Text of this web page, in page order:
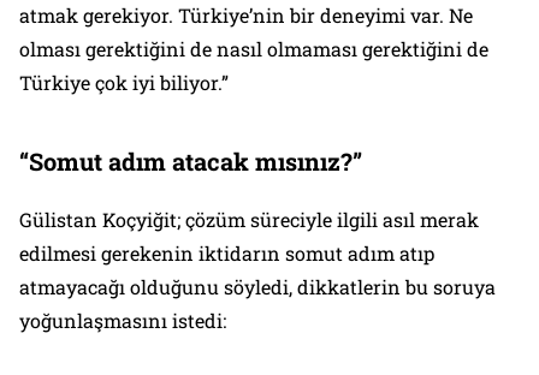
atmak gerekiyor. Türkiye’nin bir deneyimi var. Ne
olması gerektiğini de nasıl olmaması gerektiğini de
Türkiye çok iyi biliyor.”
“Somut adım atacak mısınız?”
Gülistan Koçyiğit; çözüm süreciyle ilgili asıl merak
edilmesi gerekenin iktidarın somut adım atıp
atmayacağı olduğunu söyledi, dikkatlerin bu soruya
yoğunlaşmasını istedi: